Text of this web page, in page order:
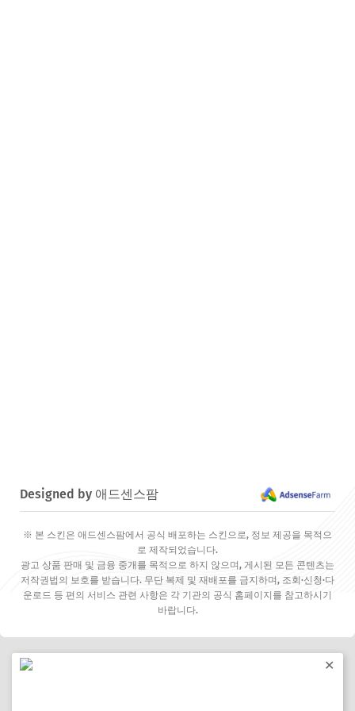
Designed by 애드센스팜
※ 본 스킨은 애드센스팜에서 공식 배포하는 스킨으로, 정보 제공을 목적으
로 제작되었습니다.
광고 상품 판매 및 금융 중개를 목적으로 하지 않으며, 게시된 모든 콘텐츠는
저작권법의 보호를 받습니다. 무단 복제 및 재배포를 금지하며, 조회·신청·다
운로드 등 편의 서비스 관련 사항은 각 기관의 공식 홈페이지를 참고하시기
바랍니다.
✕